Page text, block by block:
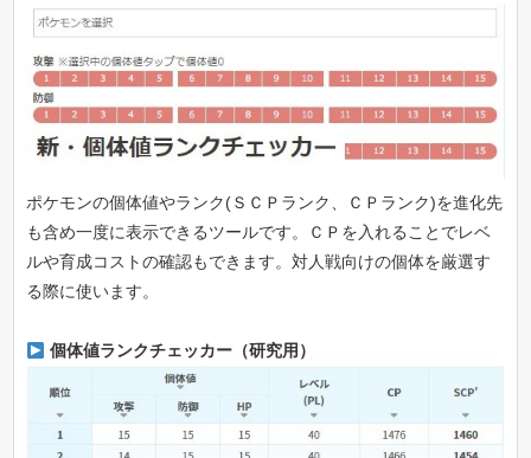
ポケモンの個体値やランク(ＳＣＰランク、ＣＰランク)を進化先
も含め一度に表示できるツールです。ＣＰを入れることでレベ
ルや育成コストの確認もできます。対人戦向けの個体を厳選す
る際に使います。
個体値ランクチェッカー（研究用）